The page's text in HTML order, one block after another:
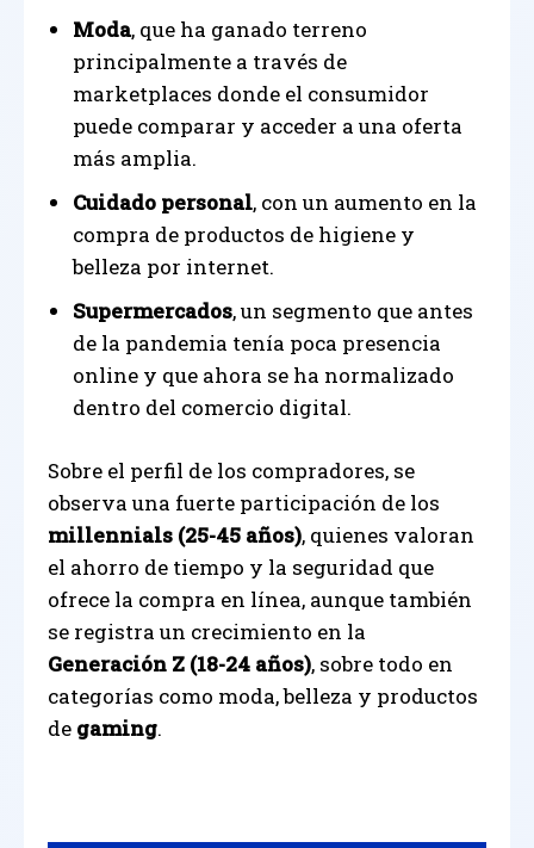
Moda, que ha ganado terreno
principalmente a través de
marketplaces donde el consumidor
puede comparar y acceder a una oferta
más amplia.
Cuidado personal, con un aumento en la
compra de productos de higiene y
belleza por internet.
Supermercados, un segmento que antes
de la pandemia tenía poca presencia
online y que ahora se ha normalizado
dentro del comercio digital.
Sobre el perfil de los compradores, se
observa una fuerte participación de los
millennials (25-45 años), quienes valoran
el ahorro de tiempo y la seguridad que
ofrece la compra en línea, aunque también
se registra un crecimiento en la
Generación Z (18-24 años), sobre todo en
categorías como moda, belleza y productos
de gaming.